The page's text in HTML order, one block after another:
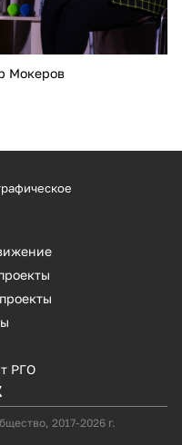
Мокеров
РГО
2017-2026 г.